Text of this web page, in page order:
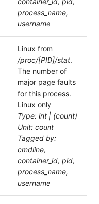
process_name,
username
Linux from
/proc/[PID]/stat.
The number of
major page faults
for this process.
Linux only
Type: int | (count)
Unit: count
Tagged by:
cmdline,
container_id, pid,
process_name,
username